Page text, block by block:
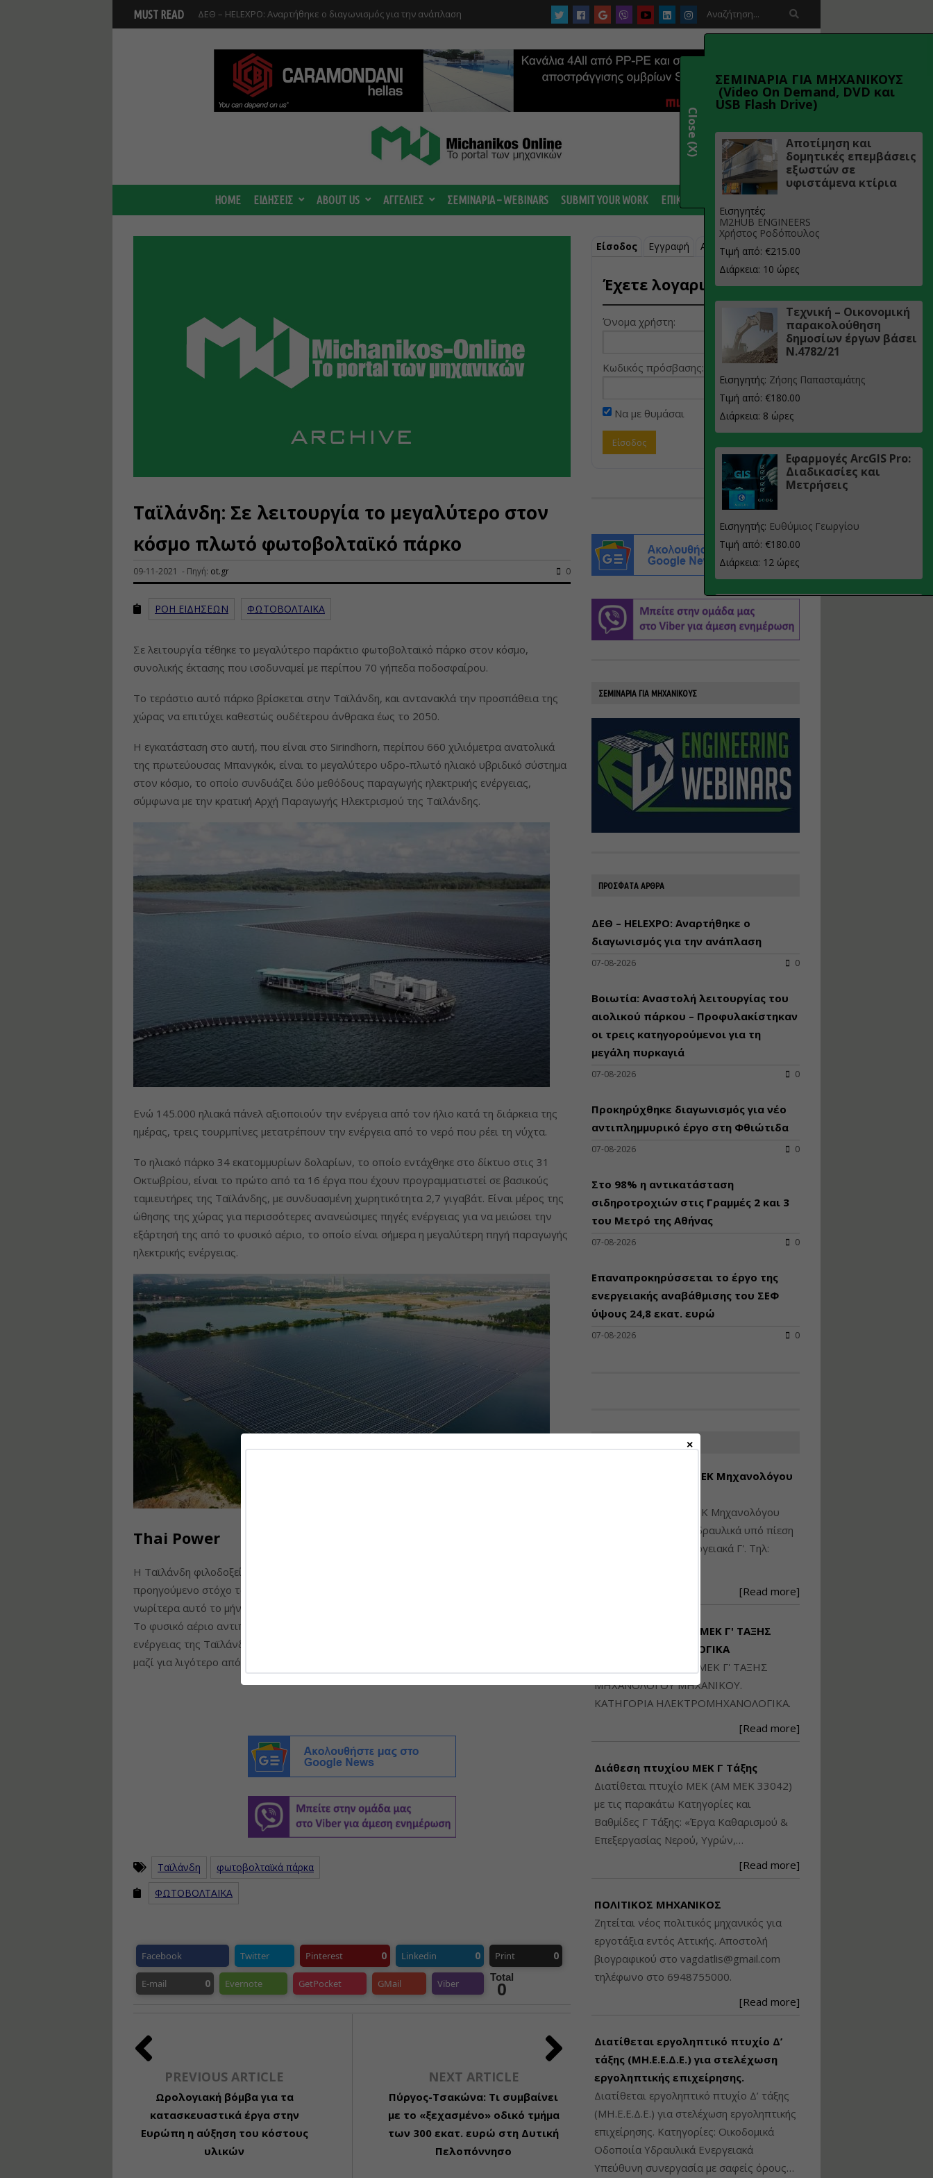
MUST READ Βοιωτία: Αναστολή λειτουργίας του αιολικού πάρκου – 
HOME ΕΙΔΗΣΕΙΣ ABOUT US ΑΓΓΕΛΙΕΣ ΣΕΜΙΝΑΡΙΑ – WEBINARS SUBMIT YOUR WORK ΕΠΙΚΟΙΝΩΝΙΑ
Ταϊλάνδη: Σε λειτουργία το μεγαλύτερο στον
κόσμο πλωτό φωτοβολταϊκό πάρκο
09-11-2021 - Πηγή: ot.gr 0
ΡΟΗ ΕΙΔΗΣΕΩΝ ΦΩΤΟΒΟΛΤΑΪΚΑ
Σε λειτουργία τέθηκε το μεγαλύτερο παράκτιο φωτοβολταϊκό πάρκο στον κόσμο,
συνολικής έκτασης που ισοδυναμεί με περίπου 70 γήπεδα ποδοσφαίρου.
Το τεράστιο αυτό πάρκο βρίσκεται στην Ταϊλάνδη, και αντανακλά την προσπάθεια της
χώρας να επιτύχει καθεστώς ουδέτερου άνθρακα έως το 2050.
Η εγκατάσταση στο αυτή, που είναι στο Sirindhorn, περίπου 660 χιλιόμετρα ανατολικά
της πρωτεύουσας Μπανγκόκ, είναι το μεγαλύτερο υδρο-πλωτό ηλιακό υβριδικό σύστημα
στον κόσμο, το οποίο συνδυάζει δύο μεθόδους παραγωγής ηλεκτρικής ενέργειας,
σύμφωνα με την κρατική Αρχή Παραγωγής Ηλεκτρισμού της Ταϊλάνδης.
Ενώ 145.000 ηλιακά πάνελ αξιοποιούν την ενέργεια από τον ήλιο κατά τη διάρκεια της
ημέρας, τρεις τουρμπίνες μετατρέπουν την ενέργεια από το νερό που ρέει τη νύχτα.
Το ηλιακό πάρκο 34 εκατομμυρίων δολαρίων, το οποίο εντάχθηκε στο δίκτυο στις 31
Οκτωβρίου, είναι το πρώτο από τα 16 έργα που έχουν προγραμματιστεί σε βασικούς
ταμιευτήρες της Ταϊλάνδης, με συνδυασμένη χωρητικότητα 2,7 γιγαβάτ. Είναι μέρος της
ώθησης της χώρας για περισσότερες ανανεώσιμες πηγές ενέργειας για να μειώσει την
εξάρτησή της από το φυσικό αέριο, το οποίο είναι σήμερα η μεγαλύτερη πηγή παραγωγής
ηλεκτρικής ενέργειας.
Thai Power
Η Ταϊλάνδη φιλοδοξεί να φτάσει σε ουδετερότητα άνθρακα έως το 2050, πριν από τον
προηγούμενο στόχο του 2065, δεσμεύτηκε ο πρωθυπουργός Prayuth Chan-Ocha
νωρίτερα αυτό το μήνα στη Διάσκεψη των Ηνωμένων Εθνών για την Κλιματική Αλλαγή.
Το φυσικό αέριο αντιπροσώπευε σχεδόν τα δύο τρίτα της παραγωγής ηλεκτρικής
ενέργειας της Ταϊλάνδης πέρυσι, ενώ η αιολική, η ηλιακή και η υδροηλεκτρική ενέργεια
μαζί για λιγότερο από 10%, σύμφωνα με το BloombergNEF .
Ταϊλάνδη
φωτοβολταϊκά πάρκα
ΦΩΤΟΒΟΛΤΑΪΚΑ
Facebook Twitter Pinterest 0 Linkedin 0 Print 0
E-mail 0 Evernote GetPocket GMail Viber
Total
0
PREVIOUS ARTICLE
Ωρολογιακή βόμβα για τα
κατασκευαστικά έργα στην
Ευρώπη η αύξηση του κόστους
υλικών
NEXT ARTICLE
Πύργος-Τσακώνα: Τι συμβαίνει
με το «ξεχασμένο» οδικό τμήμα
των 300 εκατ. ευρώ στη Δυτική
Πελοπόννησο
Είσοδος Εγγραφή Ανάκτηση κωδικού
Έχετε λογαριασμό;
Όνομα χρήστη:
Κωδικός πρόσβασης:
Να με θυμάσαι
ΣΕΜΙΝΑΡΙΑ ΓΙΑ ΜΗΧΑΝΙΚΟΥΣ
ΠΡΟΣΦΑΤΑ ΑΡΘΡΑ
ΔΕΘ – HELEXPO: Αναρτήθηκε ο
διαγωνισμός για την ανάπλαση
07-08-2026 0
Βοιωτία: Αναστολή λειτουργίας του
αιολικού πάρκου – Προφυλακίστηκαν
οι τρεις κατηγορούμενοι για τη
μεγάλη πυρκαγιά
07-08-2026 0
Προκηρύχθηκε διαγωνισμός για νέo
αντιπλημμυρικό έργο στη Φθιώτιδα
07-08-2026 0
Στο 98% η αντικατάσταση
σιδηροτροχιών στις Γραμμές 2 και 3
του Μετρό της Αθήνας
07-08-2026 0
Επαναπροκηρύσσεται το έργο της
ενεργειακής αναβάθμισης του ΣΕΦ
ύψους 24,8 εκατ. ευρώ
07-08-2026 0
Διάθεση Πτυχίου ΜΕΚ Μηχανολόγου
Διατίθεται πτυχίο ΜΕΚ Μηχανολόγου
Μηχανικού: Η/Μ Γ', Υδραυλικά υπό πίεση
Β', Βιομηχανικά - Ενεργειακά Γ'. Τηλ:
[Read more]
ΔΙΑΤΙΘΕΤΑΙ ΠΤΥΧΙΟ ΜΕΚ Γ' ΤΑΞΗΣ
ΗΛΕΚΤΡΟΜΗΧΑΝΟΛΟΓΙΚΑ
ΔΙΑΤΙΘΕΤΑΙ ΠΤΥΧΙΟ ΜΕΚ Γ' ΤΑΞΗΣ
ΜΗΧΑΝΟΛΟΓΟΥ ΜΗΧΑΝΙΚΟΥ.
ΚΑΤΗΓΟΡΙΑ ΗΛΕΚΤΡΟΜΗΧΑΝΟΛΟΓΙΚΑ.
[Read more]
Διάθεση πτυχίου ΜΕΚ Γ Τάξης
Διατίθεται πτυχίο ΜΕΚ (ΑΜ ΜΕΚ 33042)
με τις παρακάτω Κατηγορίες και
Βαθμίδες Γ Τάξης: «Έργα Καθαρισμού &
Επεξεργασίας Νερού, Υγρών,…
[Read more]
ΠΟΛΙΤΙΚΟΣ ΜΗΧΑΝΙΚΟΣ
Ζητείται νέος πολιτικός μηχανικός για
εργοτάξια εντός Αττικής. Αποστολή
βιογραφικού στο vagdatlis@gmail.com
τηλέφωνο στο 6948755000.
[Read more]
Διατίθεται εργοληπτικό πτυχίο Δ’
τάξης (ΜΗ.Ε.Ε.Δ.Ε.) για στελέχωση
εργοληπτικής επιχείρησης.
Διατίθεται εργοληπτικό πτυχίο Δ’ τάξης
(ΜΗ.Ε.Ε.Δ.Ε.) για στελέχωση εργοληπτικής
επιχείρησης. Κατηγορίες: Οικοδομικά
Οδοποιία Υδραυλικά Ενεργειακά
Υπεύθυνη συνεργασία με σαφείς όρους…
ΣΕΜΙΝΑΡΙΑ ΓΙΑ ΜΗΧΑΝΙΚΟΥΣ
(Video On Demand, DVD και
USB Flash Drive)
Αποτίμηση και
δομητικές επεμβάσεις
εξωστών σε
υφιστάμενα κτίρια
Εισηγητές:
M2HUB ENGINEERS
Χρήστος Ροδόπουλος
Τιμή από: €215.00
Διάρκεια: 10 ώρες
Τεχνική – Οικονομική
παρακολούθηση
δημοσίων έργων βάσει
Ν.4782/21
Εισηγητής: Ζήσης Παπασταμάτης
Τιμή από: €180.00
Διάρκεια: 8 ώρες
Εφαρμογές ArcGIS Pro:
Διαδικασίες και
Μετρήσεις
Εισηγητής: Ευθύμιος Γεωργίου
Τιμή από: €180.00
Διάρκεια: 12 ώρες
υλοποίηση
φωτοβολταϊκών
Τιμή από: €230.00
Διάρκεια: 16 ώρες
Αρχιτεκτονικός
Σχεδιασμός με το
Rhinoceros
υδατοδεξαμενής
Εισηγητής: Χρήστος Ροδόπουλος
Τιμή από: €230.00
Διάρκεια: 14 ώρες
Διαδικασία
κατάταξης
Νικόλαος Σαρούκος
Τιμή από: €145.00
Εισηγήτρια:Αναστασία Μητρακάκη
Διάρκεια: 9 ώρες
Διηρημένης
Πολεοδομικού
Σχεδίου Δόμησης
Εισηγήτρια:
Τιμή από: €145.00
Διάρκεια: 8 ώρες
Εισηγητής: Στέφανος Τουλόγλου
Τιμή από: €190.00
Διάρκεια: 12 ώρες
Εισηγητής:Λάμπρος Κίσσας
Τιμή από: €130.00
Διάρκεια: 6 ώρες
Close (X)